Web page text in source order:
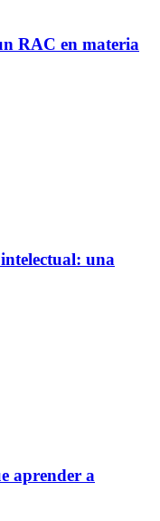
RAC en materia
una
aprender a